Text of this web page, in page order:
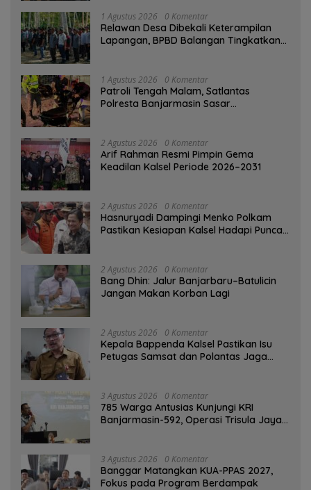
1 Agustus 2026 0 Komentar
Relawan Desa Dibekali Keterampilan
Lapangan, BPBD Balangan Tingkatkan
1 Agustus 2026 0 Komentar
Patroli Tengah Malam, Satlantas
Polresta Banjarmasin Sasar
2 Agustus 2026 0 Komentar
Arif Rahman Resmi Pimpin Gema
Keadilan Kalsel Periode 2026–2031
2 Agustus 2026 0 Komentar
Hasnuryadi Dampingi Menko Polkam
Pastikan Kesiapan Kalsel Hadapi Puncak
2 Agustus 2026 0 Komentar
Bang Dhin: Jalur Banjarbaru–Batulicin
Jangan Makan Korban Lagi
2 Agustus 2026 0 Komentar
Kepala Bappenda Kalsel Pastikan Isu
Petugas Samsat dan Polantas Jaga
3 Agustus 2026 0 Komentar
785 Warga Antusias Kunjungi KRI
Banjarmasin-592, Operasi Trisula Jaya
3 Agustus 2026 0 Komentar
‎Banggar Matangkan KUA-PPAS 2027,
Fokus pada Program Berdampak